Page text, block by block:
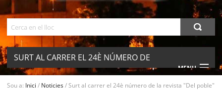
SURT AL CARRER EL 24È NÚMERO DE
LA REVISTA "DEL POBLE"
MENU
Sou a: Inici / Noticies/Surt al carrer el 24è número de la revista "Del poble"